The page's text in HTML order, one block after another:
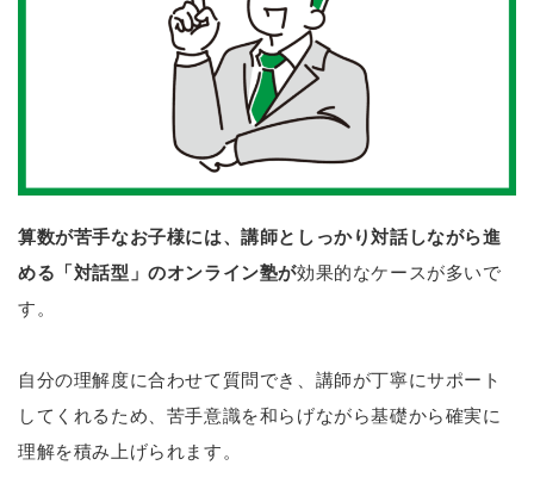
算数が苦手なお子様には、講師としっかり対話しながら進
める「対話型」のオンライン塾が効果的なケースが多いで
す。
自分の理解度に合わせて質問でき、講師が丁寧にサポート
してくれるため、苦手意識を和らげながら基礎から確実に
理解を積み上げられます。